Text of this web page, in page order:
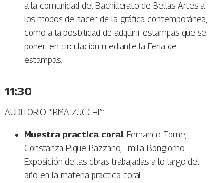
a la comunidad del Bachillerato de Bellas Artes a
los modos de hacer de la gráfica contemporánea,
como a la posibilidad de adquirir estampas que se
ponen en circulación mediante la Feria de
estampas.
11:30
AUDITORIO “IRMA ZUCCHI”:
Muestra practica coral. Fernando Tome,
Constanza Pique Bazzano, Emilia Bongiorno
Exposición de las obras trabajadas a lo largo del
año en la materia practica coral.